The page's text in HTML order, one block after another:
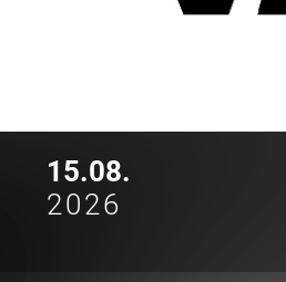
15.08.
2026